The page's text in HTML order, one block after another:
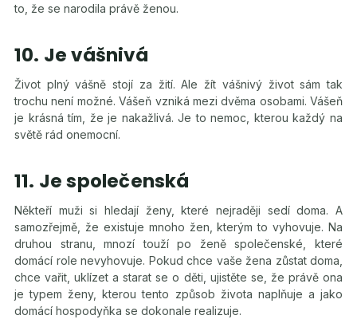
to, že se narodila právě ženou.
10. Je vášnivá
Život plný vášně stojí za žití. Ale žít vášnivý život sám tak
trochu není možné. Vášeň vzniká mezi dvěma osobami. Vášeň
je krásná tím, že je nakažlivá. Je to nemoc, kterou každý na
světě rád onemocní.
11. Je společenská
Někteří muži si hledají ženy, které nejraději sedí doma. A
samozřejmě, že existuje mnoho žen, kterým to vyhovuje. Na
druhou stranu, mnozí touží po ženě společenské, které
domácí role nevyhovuje. Pokud chce vaše žena zůstat doma,
chce vařit, uklízet a starat se o děti, ujistěte se, že právě ona
je typem ženy, kterou tento způsob života naplňuje a jako
domácí hospodyňka se dokonale realizuje.